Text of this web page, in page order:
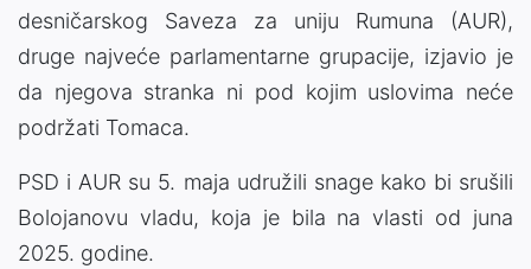
desničarskog Saveza za uniju Rumuna (AUR),
druge najveće parlamentarne grupacije, izjavio je
da njegova stranka ni pod kojim uslovima neće
podržati Tomaca.
PSD i AUR su 5. maja udružili snage kako bi srušili
Bolojanovu vladu, koja je bila na vlasti od juna
2025. godine.